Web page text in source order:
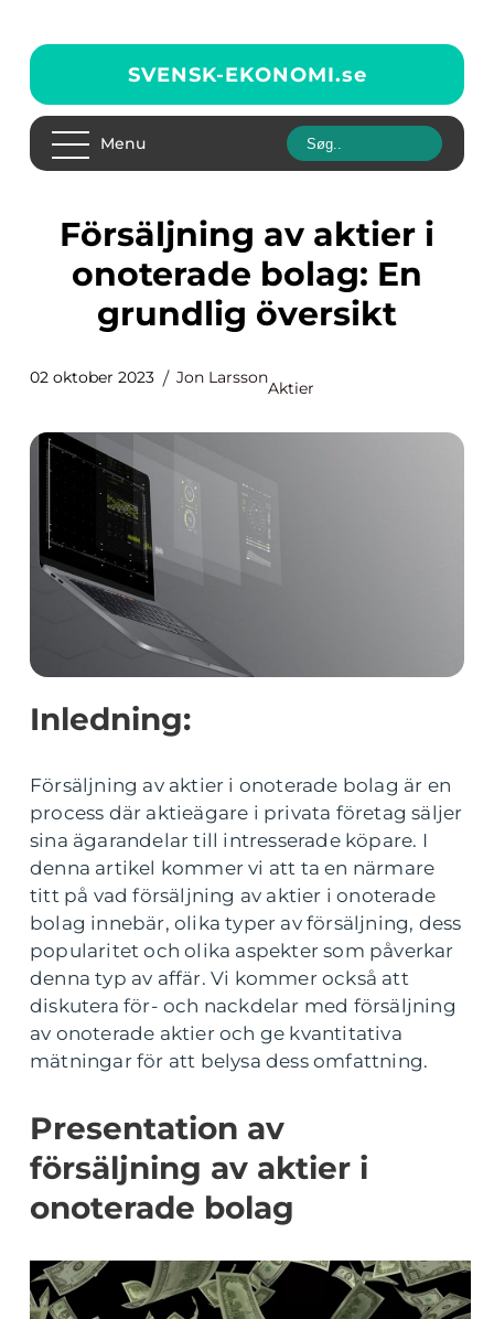
SVENSK-EKONOMI.se
Menu
Försäljning av aktier i
onoterade bolag: En
grundlig översikt
02 oktober 2023 Jon Larsson
Aktier
Inledning:
Försäljning av aktier i onoterade bolag är en
process där aktieägare i privata företag säljer
sina ägarandelar till intresserade köpare. I
denna artikel kommer vi att ta en närmare
titt på vad försäljning av aktier i onoterade
bolag innebär, olika typer av försäljning, dess
popularitet och olika aspekter som påverkar
denna typ av affär. Vi kommer också att
diskutera för- och nackdelar med försäljning
av onoterade aktier och ge kvantitativa
mätningar för att belysa dess omfattning.
Presentation av
försäljning av aktier i
onoterade bolag